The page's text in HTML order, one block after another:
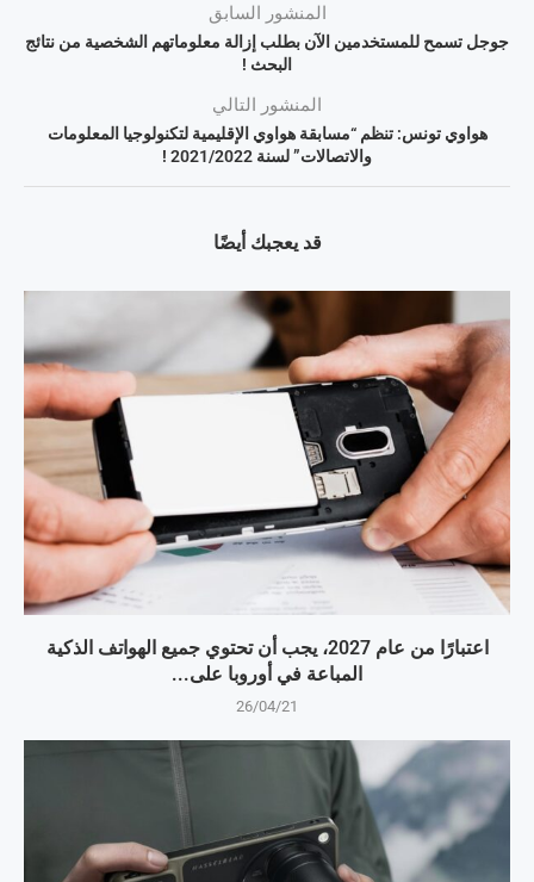
المنشور السابق
جوجل تسمح للمستخدمين الآن بطلب إزالة معلوماتهم الشخصية من نتائج
البحث !
المنشور التالي
هواوي تونس: تنظم “مسابقة هواوي الإقليمية لتكنولوجيا المعلومات
والاتصالات” لسنة 2021/2022 !
قد يعجبك أيضًا
اعتبارًا من عام 2027، يجب أن تحتوي جميع الهواتف الذكية
المباعة في أوروبا على...
26/04/21